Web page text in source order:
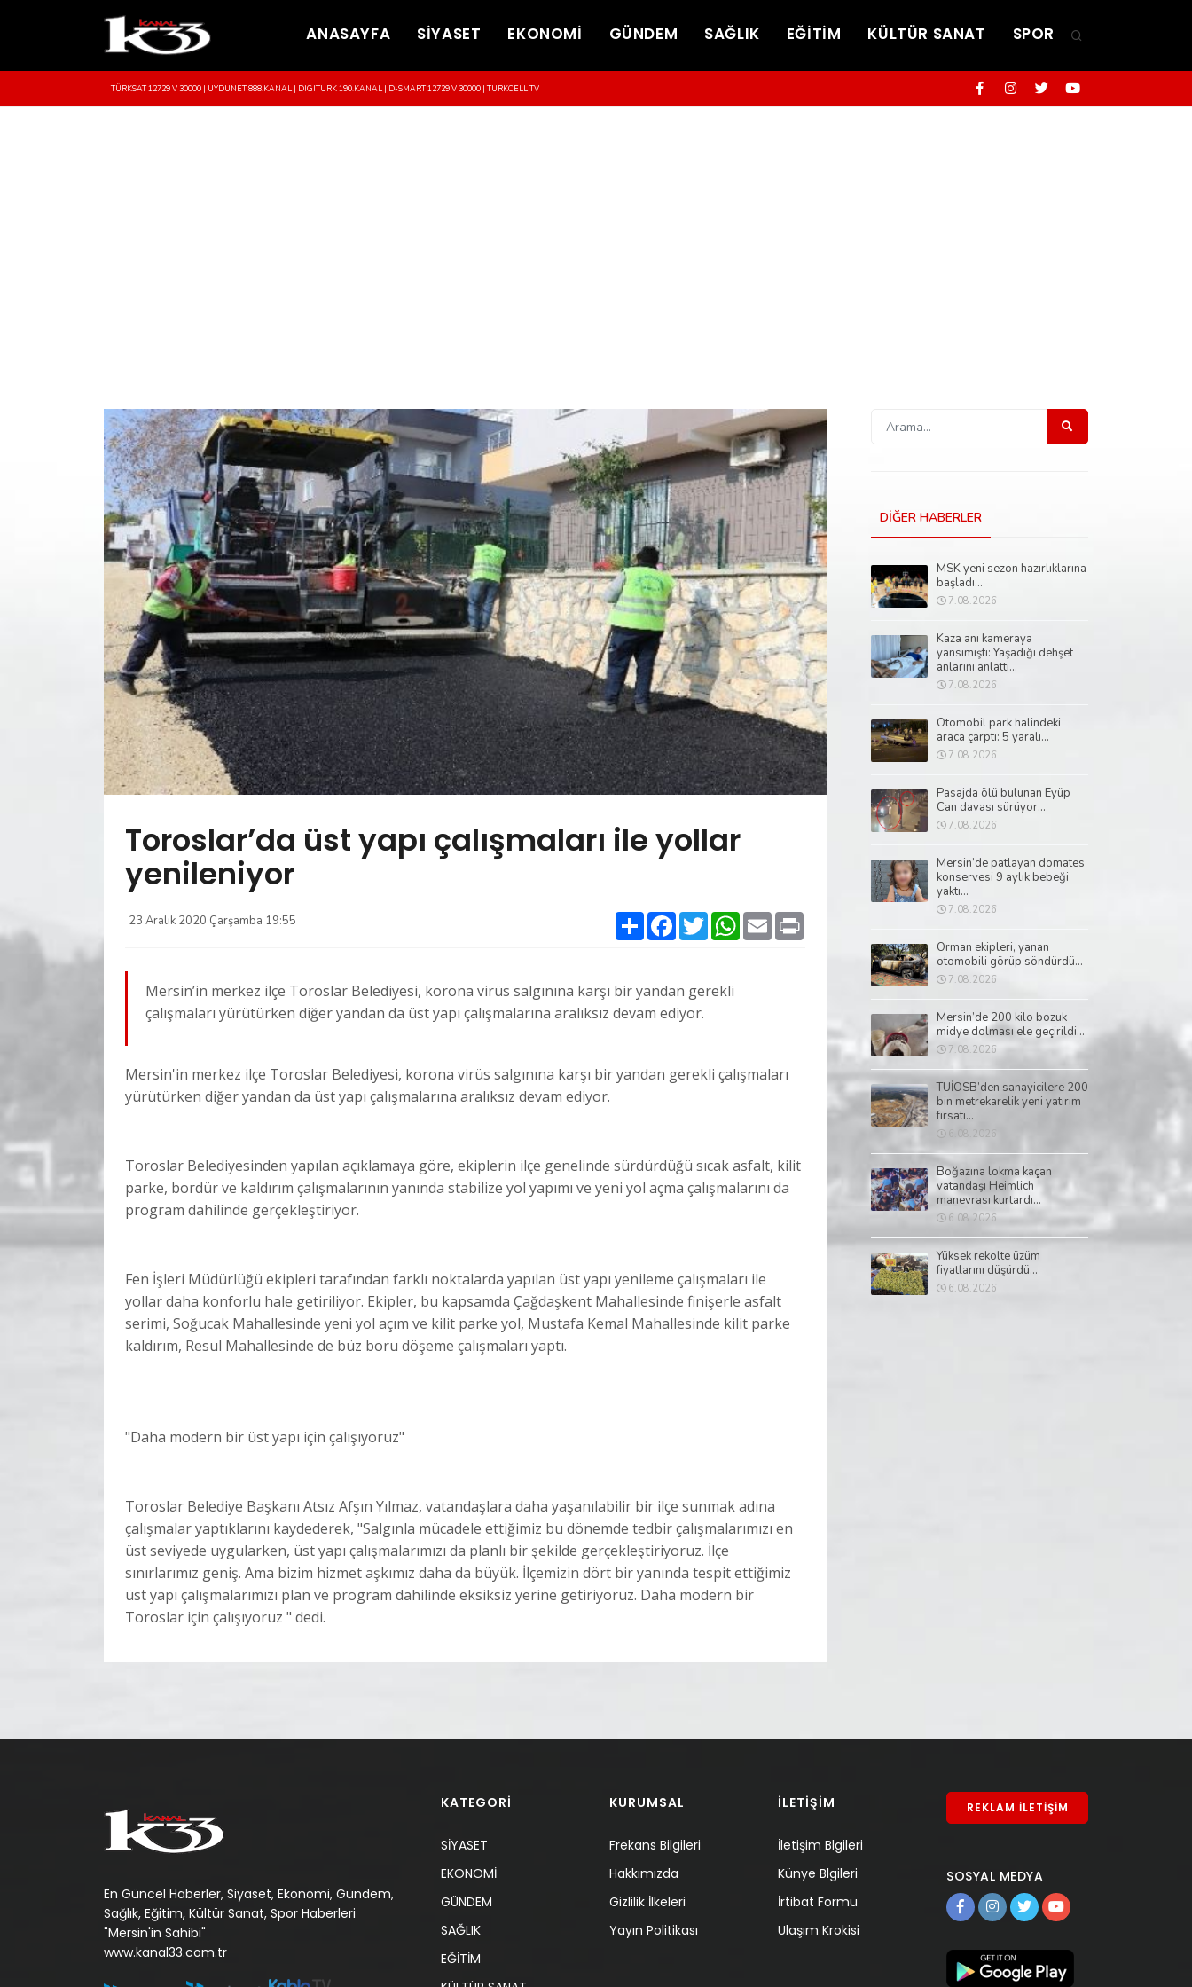
ANASAYFA SİYASET EKONOMİ GÜNDEM SAĞLIK EĞİTİM KÜLTÜR SANAT SPOR
TÜRKSAT 12729 V 30000 | UYDUNET 888.KANAL | DIGITURK 190.KANAL | D-SMART 12729 V 30000 | TURKCELL TV
Toroslar’da üst yapı çalışmaları ile yollar
yenileniyor
23 Aralık 2020 Çarşamba 19:55 PaylaşFacebookTwitterWhatsApp
Email
Mersin’in merkez ilçe Toroslar Belediyesi, korona virüs salgınına karşı bir yandan gerekli
çalışmaları yürütürken diğer yandan da üst yapı çalışmalarına aralıksız devam ediyor.
Mersin'in merkez ilçe Toroslar Belediyesi, korona virüs salgınına karşı bir yandan gerekli çalışmaları
yürütürken diğer yandan da üst yapı çalışmalarına aralıksız devam ediyor.
Toroslar Belediyesinden yapılan açıklamaya göre, ekiplerin ilçe genelinde sürdürdüğü sıcak asfalt, kilit
parke, bordür ve kaldırım çalışmalarının yanında stabilize yol yapımı ve yeni yol açma çalışmalarını da
program dahilinde gerçekleştiriyor.
Fen İşleri Müdürlüğü ekipleri tarafından farklı noktalarda yapılan üst yapı yenileme çalışmaları ile
yollar daha konforlu hale getiriliyor. Ekipler, bu kapsamda Çağdaşkent Mahallesinde finişerle asfalt
serimi, Soğucak Mahallesinde yeni yol açım ve kilit parke yol, Mustafa Kemal Mahallesinde kilit parke
kaldırım, Resul Mahallesinde de büz boru döşeme çalışmaları yaptı.
"Daha modern bir üst yapı için çalışıyoruz"
Toroslar Belediye Başkanı Atsız Afşın Yılmaz, vatandaşlara daha yaşanılabilir bir ilçe sunmak adına
çalışmalar yaptıklarını kaydederek, "Salgınla mücadele ettiğimiz bu dönemde tedbir çalışmalarımızı en
üst seviyede uygularken, üst yapı çalışmalarımızı da planlı bir şekilde gerçekleştiriyoruz. İlçe
sınırlarımız geniş. Ama bizim hizmet aşkımız daha da büyük. İlçemizin dört bir yanında tespit ettiğimiz
üst yapı çalışmalarımızı plan ve program dahilinde eksiksiz yerine getiriyoruz. Daha modern bir
Toroslar için çalışıyoruz " dedi.
DİĞER HABERLER
MSK yeni sezon hazırlıklarına
başladı...
7.08.2026
Kaza anı kameraya
yansımıştı: Yaşadığı dehşet
anlarını anlattı...
7.08.2026
Otomobil park halindeki
araca çarptı: 5 yaralı...
7.08.2026
Pasajda ölü bulunan Eyüp
Can davası sürüyor...
7.08.2026
Mersin’de patlayan domates
konservesi 9 aylık bebeği
yaktı...
7.08.2026
Orman ekipleri, yanan
otomobili görüp söndürdü...
7.08.2026
Mersin’de 200 kilo bozuk
midye dolması ele geçirildi...
7.08.2026
TÜİOSB’den sanayicilere 200
bin metrekarelik yeni yatırım
fırsatı...
6.08.2026
Boğazına lokma kaçan
vatandaşı Heimlich
manevrası kurtardı...
6.08.2026
Yüksek rekolte üzüm
fiyatlarını düşürdü...
6.08.2026
En Güncel Haberler, Siyaset, Ekonomi, Gündem,
Sağlık, Eğitim, Kültür Sanat, Spor Haberleri
"Mersin'in Sahibi"
www.kanal33.com.tr
KATEGORİ
SİYASET
EKONOMİ
GÜNDEM
SAĞLIK
EĞİTİM
KURUMSAL
Frekans Bilgileri
Hakkımızda
Gizlilik İlkeleri
Yayın Politikası
İLETİŞİM
İletişim Blgileri
Künye Blgileri
İrtibat Formu
Ulaşım Krokisi
REKLAM İLETİŞİM
SOSYAL MEDYA